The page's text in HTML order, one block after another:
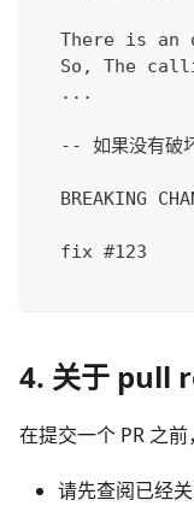
There is an
So, The
  ...
-- 如果没有破
BREAKING
  fix #123
4. 关于 pull
在提交一个 PR 之
请先查阅已经